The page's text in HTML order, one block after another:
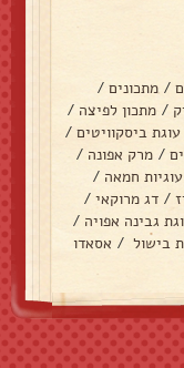
/ מתכונים /
/ מתכון לפיצה /
עוגת ביסקוויטים /
/ מרק אפונה /
עוגיות חמאה /
/ דג מרוקאי /
גבינה אפויה /
בישול / אסאדו